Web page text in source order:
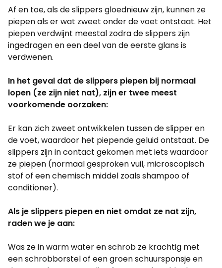
Af en toe, als de slippers gloednieuw zijn, kunnen ze
piepen als er wat zweet onder de voet ontstaat. Het
piepen verdwijnt meestal zodra de slippers zijn
ingedragen en een deel van de eerste glans is
verdwenen.
In het geval dat de slippers piepen bij normaal
lopen (ze zijn niet nat), zijn er twee meest
voorkomende oorzaken:
Er kan zich zweet ontwikkelen tussen de slipper en
de voet, waardoor het piepende geluid ontstaat. De
slippers zijn in contact gekomen met iets waardoor
ze piepen (normaal gesproken vuil, microscopisch
stof of een chemisch middel zoals shampoo of
conditioner).
Als je slippers piepen en niet omdat ze nat zijn,
raden we je aan:
Was ze in warm water en schrob ze krachtig met
een schrobborstel of een groen schuursponsje en